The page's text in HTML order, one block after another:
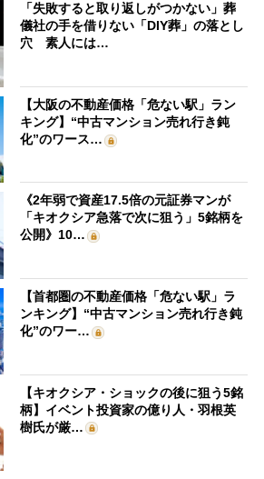
「失敗すると取り返しがつかない」葬
儀社の手を借りない「DIY葬」の落とし
穴 素人には…
【大阪の不動産価格「危ない駅」ラン
キング】“中古マンション売れ行き鈍
化”のワース…
《2年弱で資産17.5倍の元証券マンが
「キオクシア急落で次に狙う」5銘柄を
公開》10…
【首都圏の不動産価格「危ない駅」ラ
ンキング】“中古マンション売れ行き鈍
化”のワー…
【キオクシア・ショックの後に狙う5銘
柄】イベント投資家の億り人・羽根英
樹氏が厳…